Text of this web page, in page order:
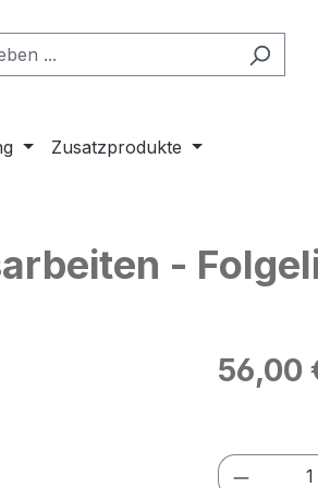
Zusatzprodukte
-
Regulärer
56,00